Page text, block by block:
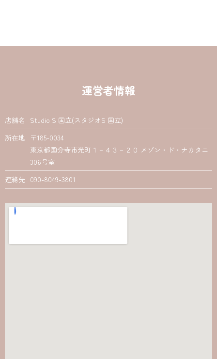
運営者情報
店舗名
Studio S 国立(スタジオS 国立)
所在地
〒185-0034
東京都国分寺市光町１－４３－２０ メゾン・ド・ナカタニ
306号室
連絡先 090-8049-3801